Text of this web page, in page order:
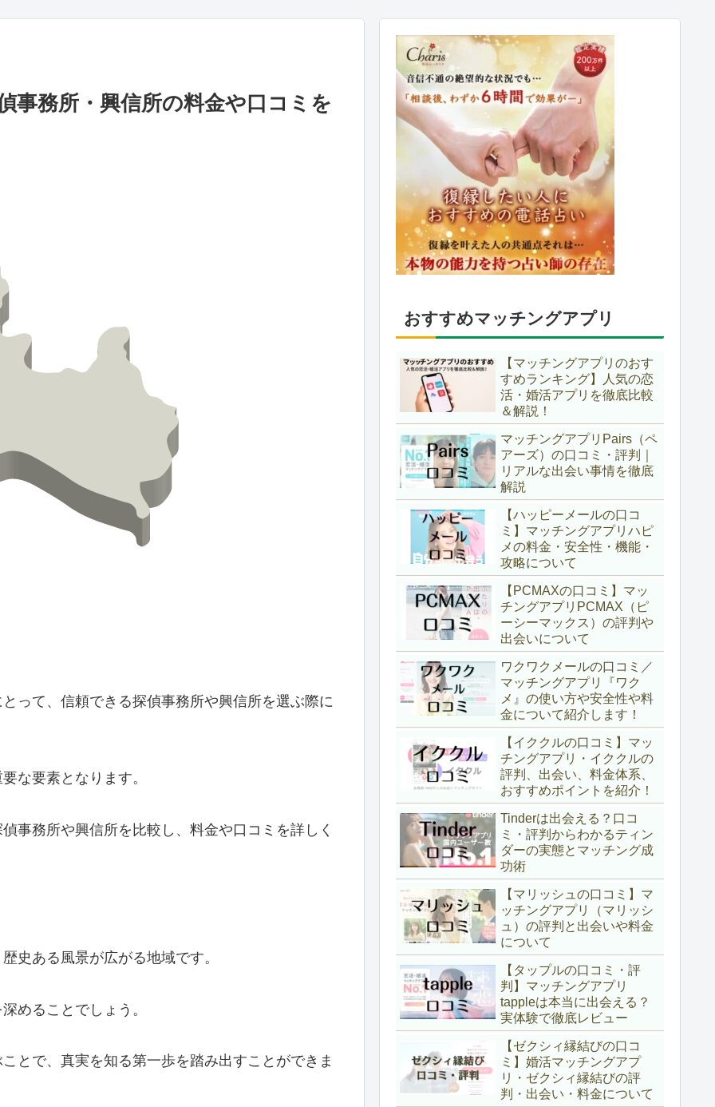
事務所・興信所の料金や口コミを
って、信頼できる探偵事務所や興信所を選ぶ際に
な要素となります。
事務所や興信所を比較し、料金や口コミを詳しく
史ある風景が広がる地域です。
めることでしょう。
とで、真実を知る第一歩を踏み出すことができま
おすすめマッチングアプリ
【マッチングアプリのおす
すめランキング】人気の恋
活・婚活アプリを徹底比較
＆解説！
マッチングアプリPairs（ペ
アーズ）の口コミ・評判｜
リアルな出会い事情を徹底
解説
【ハッピーメールの口コ
ミ】マッチングアプリハピ
メの料金・安全性・機能・
攻略について
【PCMAXの口コミ】マッ
チングアプリPCMAX（ピ
ーシーマックス）の評判や
出会いについて
ワクワクメールの口コミ／
マッチングアプリ『ワク
メ』の使い方や安全性や料
金について紹介します！
【イククルの口コミ】マッ
チングアプリ・イククルの
評判、出会い、料金体系、
おすすめポイントを紹介！
Tinderは出会える？口コ
ミ・評判からわかるティン
ダーの実態とマッチング成
功術
【マリッシュの口コミ】マ
ッチングアプリ（マリッシ
ュ）の評判と出会いや料金
について
【タップルの口コミ・評
判】マッチングアプリ
tappleは本当に出会える？
実体験で徹底レビュー
【ゼクシィ縁結びの口コ
ミ】婚活マッチングアプ
リ・ゼクシィ縁結びの評
判・出会い・料金について